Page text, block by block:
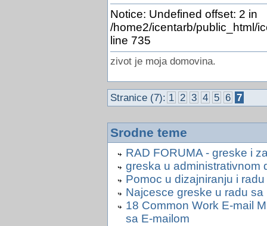
Notice: Undefined offset: 2 in
/home2/icentarb/public_html/
line 735
zivot je moja domovina.
Stranice (7): 1 2 3 4 5 6 7
Srodne teme
RAD FORUMA - greske i
greska u administrativnom
Pomoc u dizajniranju i radu
Najcesce greske u radu sa
18 Common Work E-mail
sa E-mailom